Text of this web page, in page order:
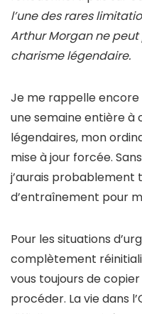
l’une des rares
Arthur Morgan ne
charisme légendaire.
Je me rappelle encore
une semaine entière à
légendaires, mon
mise à jour forcée.
j’aurais probablement
d’entraînement pour
Pour les situations
complètement
vous toujours de
procéder. La vie dans